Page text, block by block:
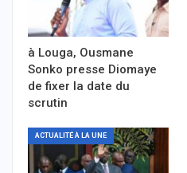
à Louga, Ousmane
Sonko presse Diomaye
de fixer la date du
scrutin
ACTUALITÉ À LA UNE